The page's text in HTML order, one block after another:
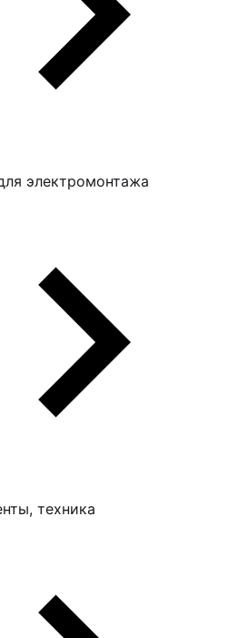
электромонтажа
техника